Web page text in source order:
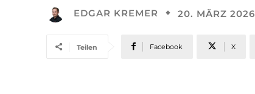
EDGAR KREMER 20. MÄRZ 2026
Teilen Facebook X